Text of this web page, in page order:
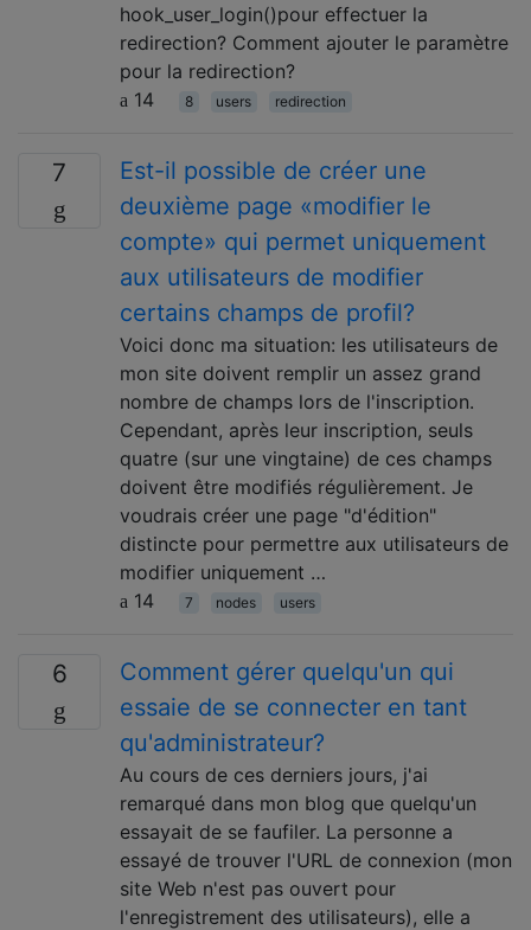
hook_user_login()pour effectuer la
redirection? Comment ajouter le paramètre
pour la redirection?
14
8 users redirection
7
Est-il possible de créer une
deuxième page «modifier le
compte» qui permet uniquement
aux utilisateurs de modifier
certains champs de profil?
Voici donc ma situation: les utilisateurs de
mon site doivent remplir un assez grand
nombre de champs lors de l'inscription.
Cependant, après leur inscription, seuls
quatre (sur une vingtaine) de ces champs
doivent être modifiés régulièrement. Je
voudrais créer une page "d'édition"
distincte pour permettre aux utilisateurs de
modifier uniquement …
14
7 nodes users
6
Comment gérer quelqu'un qui
essaie de se connecter en tant
qu'administrateur?
Au cours de ces derniers jours, j'ai
remarqué dans mon blog que quelqu'un
essayait de se faufiler. La personne a
essayé de trouver l'URL de connexion (mon
site Web n'est pas ouvert pour
l'enregistrement des utilisateurs), elle a